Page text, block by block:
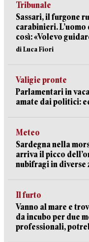
Tribunale
Sassari, il furgone
carabinieri.
così: «Volevo
di Luca Fiori
Valigie pronte
Parlamentari in
amate dai politici:
Meteo
Sardegna nella
arriva il picco
nubifragi in diverse
Il furto
Vanno al mare e
da incubo per due
professionali,